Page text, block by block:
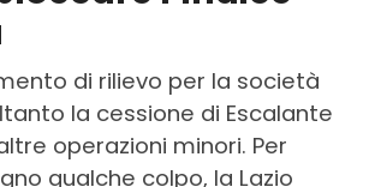
di rilievo per la società
la cessione di Escalante
operazioni minori. Per
qualche colpo, la Lazio